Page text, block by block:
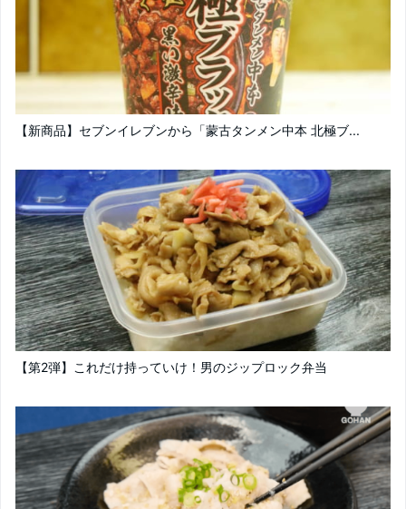
【新商品】セブンイレブンから「蒙古タンメン中本 北極ブ...
【第2弾】これだけ持っていけ！男のジップロック弁当